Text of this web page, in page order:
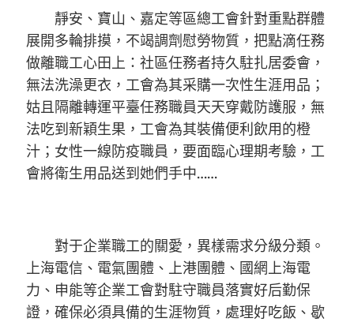
靜安、寶山、嘉定等區總工會針對重點群體
展開多輪排摸，不竭調劑慰勞物質，把點滴任務
做離職工心田上：社區任務者持久駐扎居委會，
無法洗澡更衣，工會為其采購一次性生涯用品；
姑且隔離轉運平臺任務職員天天穿戴防護服，無
法吃到新穎生果，工會為其裝備便利飲用的橙
汁；女性一線防疫職員，要面臨心理期考驗，工
會將衛生用品送到她們手中……
對于企業職工的關愛，異樣需求分級分類。
上海電信、電氣團體、上港團體、國網上海電
力、申能等企業工會對駐守職員落實好后勤保
證，確保必須具備的生涯物質，處理好吃飯、歇